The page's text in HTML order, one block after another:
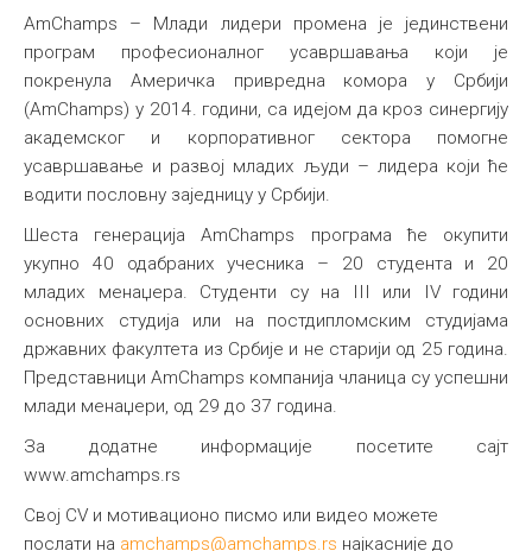
AmChamps – Млади лидери промена је јединствени
програм професионалног усавршавања који је
покренула Америчка привредна комора у Србији
(AmChamps) у 2014. години, са идејом да кроз синергију
академског и корпоративног сектора помогне
усавршавање и развој младих људи – лидера који ће
водити пословну заједницу у Србији.
Шеста генерација AmChamps програма ће окупити
укупно 40 одабраних учесника – 20 студента и 20
младих менаџера. Студенти су на III или IV години
основних студија или на постдипломским студијама
државних факултета из Србије и не старији од 25 година.
Представници AmChamps компанија чланица су успешни
млади менаџери, од 29 до 37 година.
За додатне информације посетите сајт
www.amchamps.rs
Свој CV и мотивационо писмо или видео можете
послати на amchamps@amchamps.rs најкасније до